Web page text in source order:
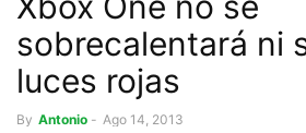
sobrecalentará ni
luces rojas
By Antonio - Ago 14, 2013